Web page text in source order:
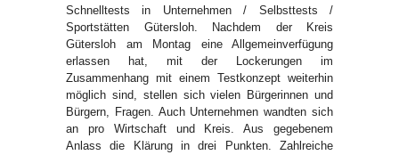
Schnelltests in Unternehmen / Selbsttests /
Sportstätten Gütersloh. Nachdem der Kreis
Gütersloh am Montag eine Allgemeinverfügung
erlassen hat, mit der Lockerungen im
Zusammenhang mit einem Testkonzept weiterhin
möglich sind, stellen sich vielen Bürgerinnen und
Bürgern, Fragen. Auch Unternehmen wandten sich
an pro Wirtschaft und Kreis. Aus gegebenem
Anlass die Klärung in drei Punkten. Zahlreiche